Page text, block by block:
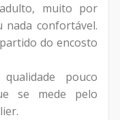
muito por
confortável.
do encosto
pouco
se mede pelo